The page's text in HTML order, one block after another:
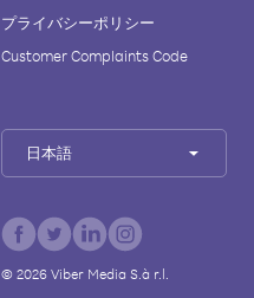
プライバシーポリシー
Customer Complaints Code
日本語
© 2026Viber Media S.à r.l.